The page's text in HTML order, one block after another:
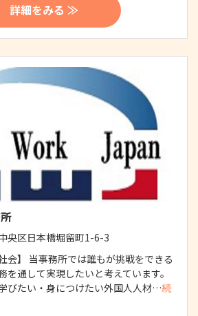
詳細をみる ≫
央区日本橋堀留町1-6-3
会】 当事務所では誰もが挑戦をできる
を通して実現したいと考えています。
びたい・身につけたい外国人人材…続